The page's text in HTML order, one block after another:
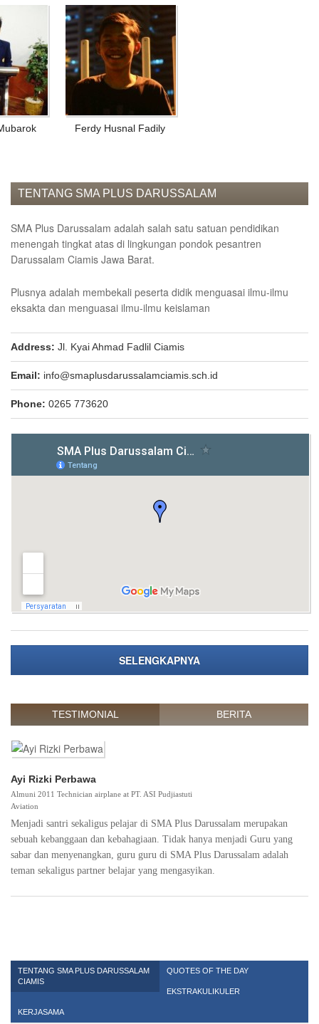
Siswa
Extracurricular
Magazine
EVENT
News
Gallery
ALUMNI
KARYA
ONLINE
Ferdy Husnal Fadily
TENTANG SMA PLUS DARUSSALAM
SMA Plus Darussalam adalah salah satu satuan pendidikan
menengah tingkat atas di lingkungan pondok pesantren
Darussalam Ciamis Jawa Barat.
Plusnya adalah membekali peserta didik menguasai ilmu-ilmu
eksakta dan menguasai ilmu-ilmu keislaman
Address: Jl. Kyai Ahmad Fadlil Ciamis
Email: info@smaplusdarussalamciamis.sch.id
Phone: 0265 773620
SELENGKAPNYA
TESTIMONIAL BERITA
Ayi Rizki Perbawa
Almuni 2011 Technician airplane at PT. ASI Pudjiastuti
Aviation
Menjadi santri sekaligus pelajar di SMA Plus Darussalam merupakan
sebuah kebanggaan dan kebahagiaan. Tidak hanya menjadi Guru yang
sabar dan menyenangkan, guru guru di SMA Plus Darussalam adalah
teman sekaligus partner belajar yang mengasyikan.
TENTANG SMA PLUS DARUSSALAM
CIAMIS
QUOTES OF THE DAY
EKSTRAKULIKULER
KERJASAMA